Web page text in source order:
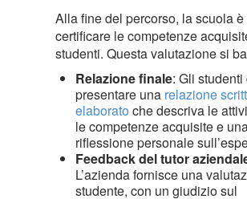
Alla fine del percorso, la scuola
certificare le competenze
studenti. Questa valutazione si
Relazione finale: Gli
presentare una relazione
elaborato che descriva le
le competenze acquisite e
riflessione personale
Feedback del tutor
L’azienda fornisce una
studente, con un giudizio sul